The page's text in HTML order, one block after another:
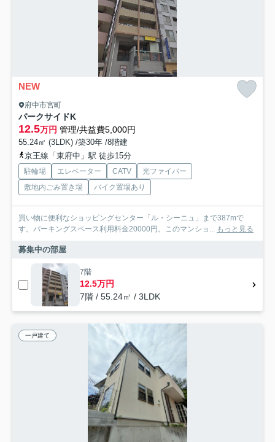
NEW
府中市宮町
パークサイドK
12.5万円 管理/共益費5,000円
55.24㎡ (3LDK) /築30年 /8階建
京王線「東府中」駅 徒歩15分
駐輪場 エレベーター CATV
光ファイバー
敷地内ごみ置き場
バイク置場あり
買い物に便利なショッピングセンター「ル・シーニュ」まで387mで
す。パーキングスペース利用料金20000円。このマンショ... もっと見る
募集中の部屋
7階
12.5万円
7階 / 55.24㎡ / 3LDK
一戸建て